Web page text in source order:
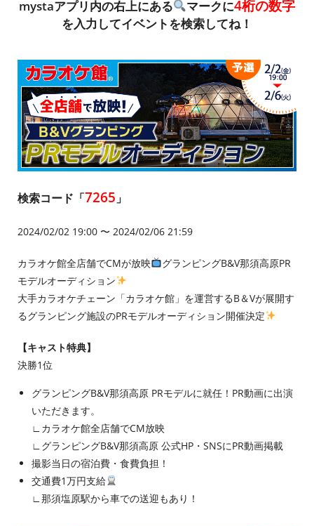
mystaアプリ内の右上にある マークに4桁の数字
を入力してイベントを検索してね！
検索コード「7265 」
2024/02/02 19:00 〜 2024/02/06 21:59
カラオケ館全店舗でCMが放映
グランピングB&V那須高原PR
モデルオーディション
大手カラオケチェーン「カラオケ館」を運営するB＆Vが展開す
るグランピング施設のPRモデルオーディション開催決定
【キャスト特典】
決勝1位
グランピングB&V那須高原 PRモデルに就任！PR動画に出演
いただきます。
∟カラオケ館全店舗でCM放映
∟グランピングB&V那須高原 公式HP・SNSにPR動画掲載
撮影当⽇の宿泊費・⾷費負担！
交通費1万円支給
∟那須塩原駅から車での送迎もあり！